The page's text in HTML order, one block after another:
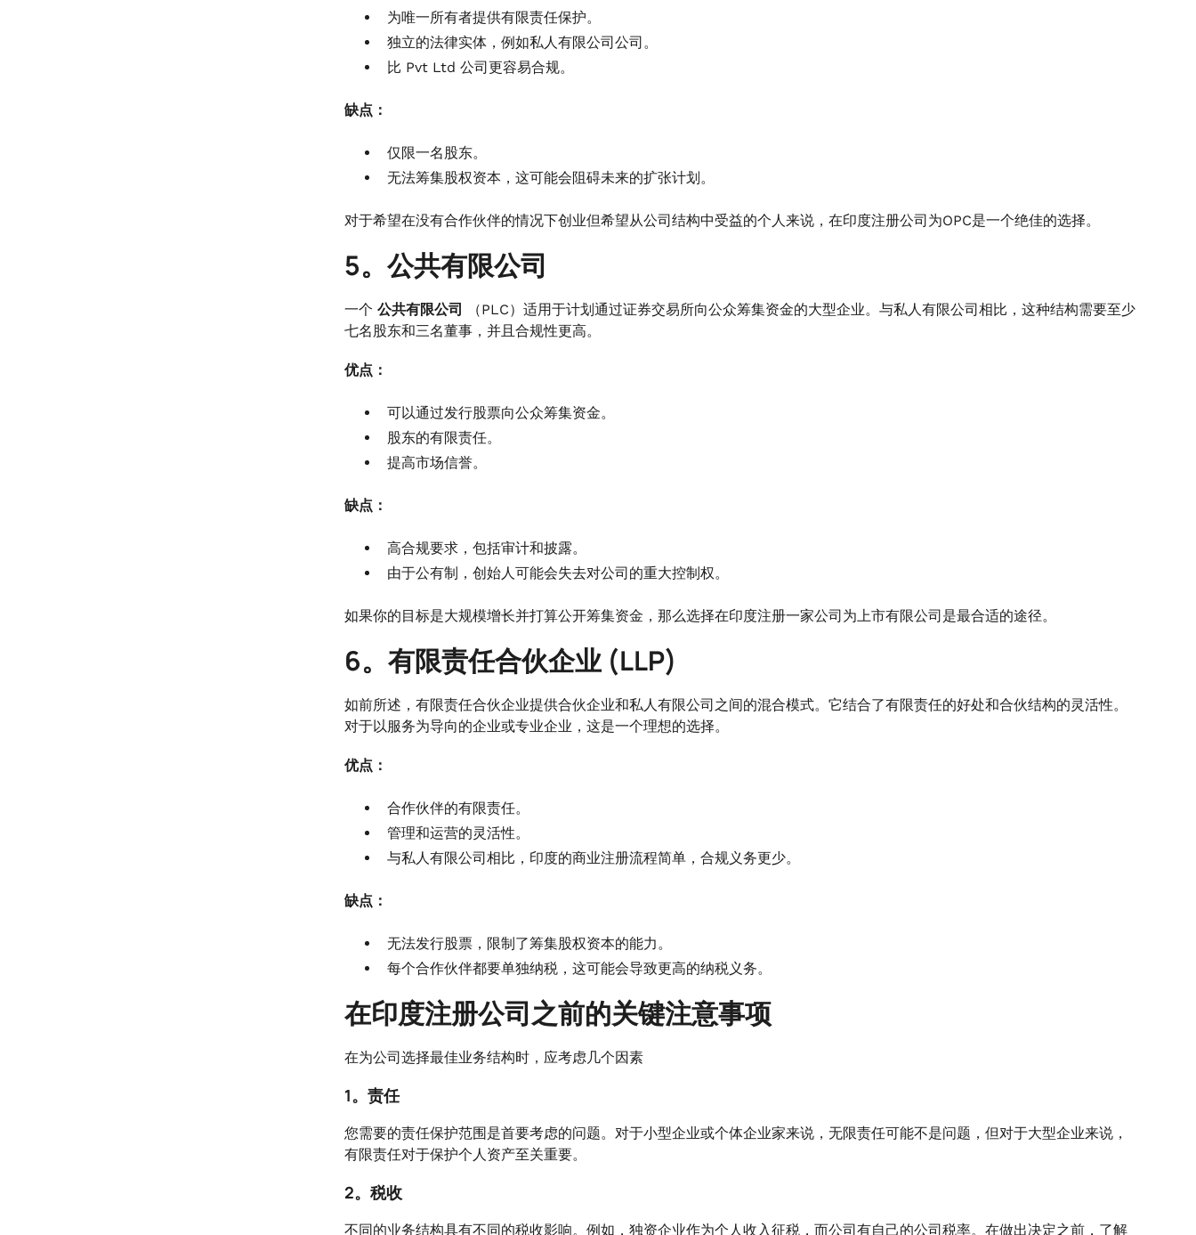
为唯一所有者提供有限责任保护。
独立的法律实体，例如私人有限公司公司。
比 Pvt Ltd 公司更容易合规。
缺点：
仅限一名股东。
无法筹集股权资本，这可能会阻碍未来的扩张计划。
对于希望在没有合作伙伴的情况下创业但希望从公司结构中受益的个人来说，在印度注册公司为OPC是一个绝佳的选择。
5。公共有限公司
一个 公共有限公司
（PLC）适用于计划通过证券交易所向公众筹集资金的大型企业。与私人有限公司相比，这种结构需要至少
七名股东和三名董事，并且合规性更高。
优点：
可以通过发行股票向公众筹集资金。
股东的有限责任。
提高市场信誉。
缺点：
高合规要求，包括审计和披露。
由于公有制，创始人可能会失去对公司的重大控制权。
如果你的目标是大规模增长并打算公开筹集资金，那么选择在印度注册一家公司为上市有限公司是最合适的途径。
6。有限责任合伙企业 (LLP)
如前所述，有限责任合伙企业提供合伙企业和私人有限公司之间的混合模式。它结合了有限责任的好处和合伙结构的灵活性。
对于以服务为导向的企业或专业企业，这是一个理想的选择。
优点：
合作伙伴的有限责任。
管理和运营的灵活性。
与私人有限公司相比，印度的商业注册流程简单，合规义务更少。
缺点：
无法发行股票，限制了筹集股权资本的能力。
每个合作伙伴都要单独纳税，这可能会导致更高的纳税义务。
在印度注册公司之前的关键注意事项
在为公司选择最佳业务结构时，应考虑几个因素
1。责任
您需要的责任保护范围是首要考虑的问题。对于小型企业或个体企业家来说，无限责任可能不是问题，但对于大型企业来说，
有限责任对于保护个人资产至关重要。
2。税收
不同的业务结构具有不同的税收影响。例如，独资企业作为个人收入征税，而公司有自己的公司税率。在做出决定之前，了解